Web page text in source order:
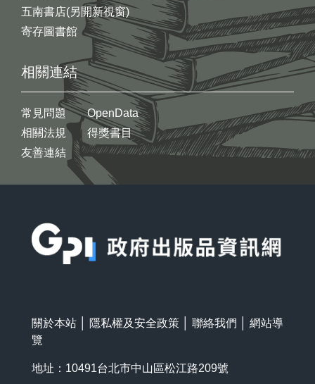
五南書店(另開新視窗)
寄存圖書館
相關連結
常見問題
相關法規
友善連結
OpenData
得獎書目
關於本站 隱私權及安全政策 聯絡我們
網站導
覽
地址：10491台北市中山區松江路209號